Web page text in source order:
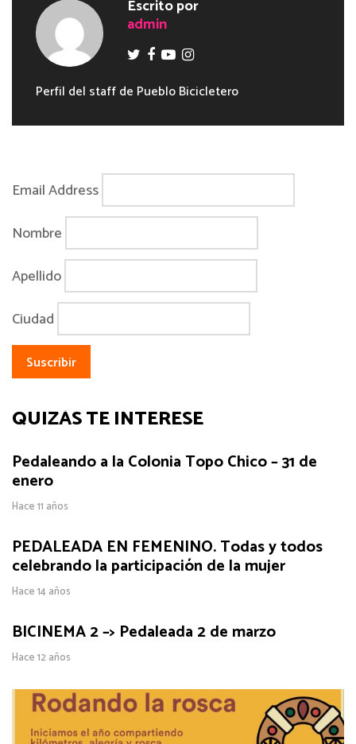
Escrito por
admin
Perfil del staff de Pueblo Bicicletero
Email Address
Nombre
Apellido
Ciudad
QUIZÁS TE INTERESE
Pedaleando a la Colonia Topo Chico – 31 de
enero
Hace 11 años
PEDALEADA EN FEMENINO. Todas y todos
celebrando la participación de la mujer
Hace 14 años
BICINEMA 2 –> Pedaleada 2 de marzo
Hace 12 años